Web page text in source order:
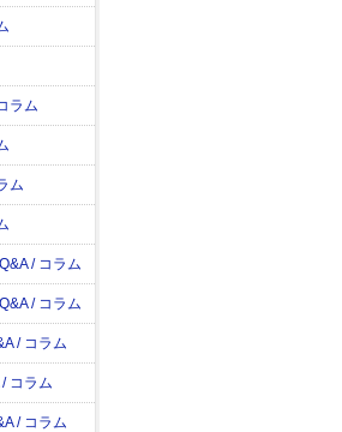
ラム
ム
/ コラム
/ コラム
/ コラム
コラム
/ コラム